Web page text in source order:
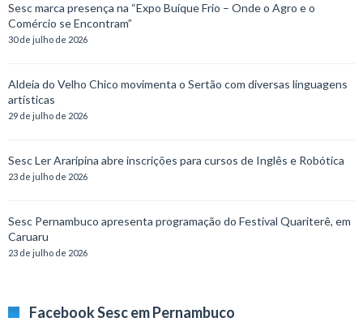
Sesc marca presença na “Expo Buíque Frio – Onde o Agro e o
Comércio se Encontram”
30 de julho de 2026
Aldeia do Velho Chico movimenta o Sertão com diversas linguagens
artísticas
29 de julho de 2026
Sesc Ler Araripina abre inscrições para cursos de Inglês e Robótica
23 de julho de 2026
Sesc Pernambuco apresenta programação do Festival Quariterê, em
Caruaru
23 de julho de 2026
Facebook Sesc em Pernambuco